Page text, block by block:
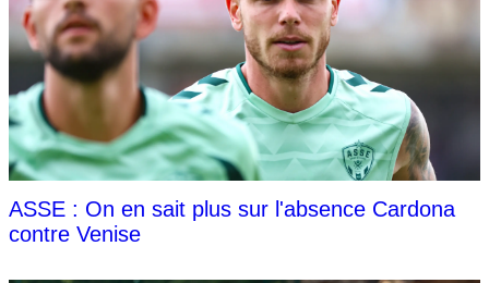
ASSE : On en sait plus sur l'absence Cardona
contre Venise